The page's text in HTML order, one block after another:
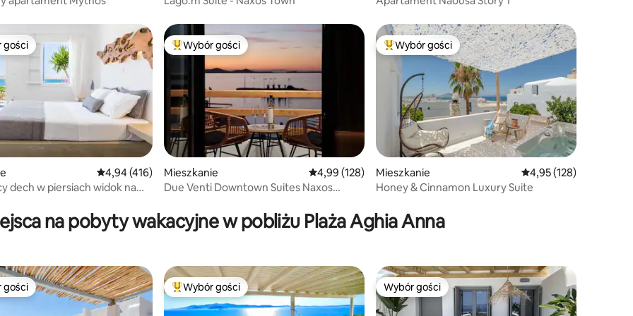
liczba recenzji: 139
z kategorii Wybór gości
gości
Średnia ocena: 4,94 na 5, liczba recenzji: 416
4,94 (416)
dech w piersiach widok na
Najpopularniejsze z kategorii Wybór gości
Wybór gości
Mieszkanie Średnia ocena: 4,99 na 5, liczba recenzji: 128
4,99 (128)
Due Venti Downtown Suites Naxos
Najpopularniejsze z kategorii Wybór gości
Wybór gości
Mieszkanie Średnia ocena: 4,95
4,95 (128)
Honey & Cinnamon Luxury Suite
na pobyty wakacyjne w pobliżu Plaża Aghia Anna
z kategorii Wybór gości
gości Najpopularniejsze z kategorii Wybór gości
Wybór gości Wybór gości
Wybór gości